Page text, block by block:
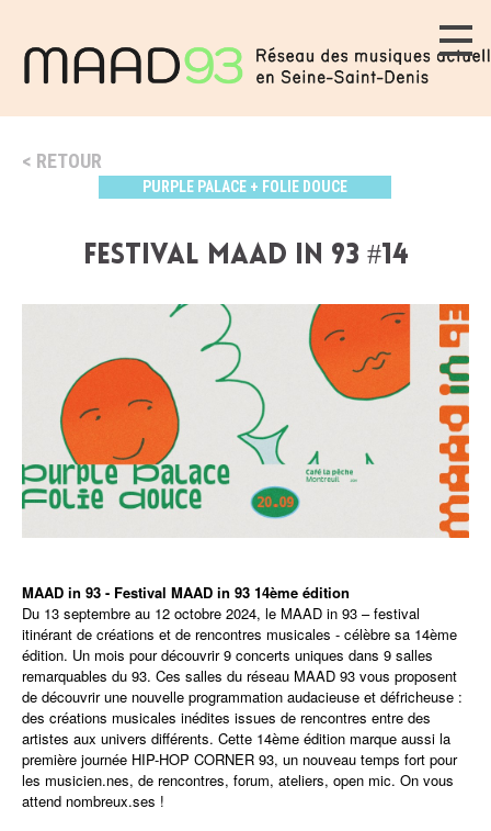
RETOUR
PURPLE PALACE + FOLIE DOUCE
Festival MAAD in 93 #14
MAAD in 93 - Festival MAAD in 93 14ème édition
Du 13 septembre au 12 octobre 2024, le MAAD in 93 – festival
itinérant de créations et de rencontres musicales - célèbre sa 14ème
édition. Un mois pour découvrir 9 concerts uniques dans 9 salles
remarquables du 93. Ces salles du réseau MAAD 93 vous proposent
de découvrir une nouvelle programmation audacieuse et défricheuse :
des créations musicales inédites issues de rencontres entre des
artistes aux univers différents. Cette 14ème édition marque aussi la
première journée HIP-HOP CORNER 93, un nouveau temps fort pour
les musicien.nes, de rencontres, forum, ateliers, open mic. On vous
attend nombreux.ses !